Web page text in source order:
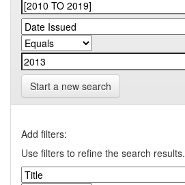
Start a new search
Add filters:
Use filters to refine the search results.